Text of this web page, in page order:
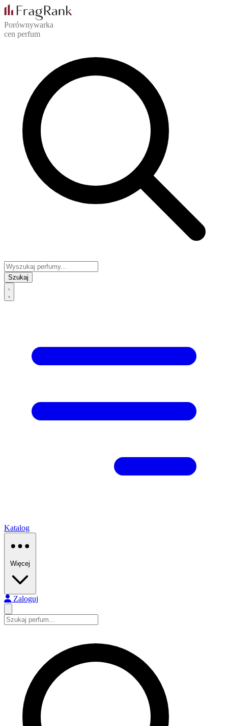
Porównywarka
cen perfum
Szukaj
Katalog
Więcej
Zaloguj